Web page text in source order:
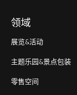
领域
展览&活动
主题乐园&景点包装
零售空间